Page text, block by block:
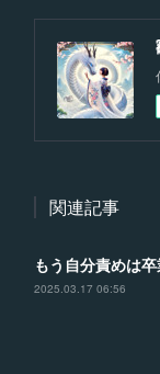
関連記事
2025.03.17 06:56